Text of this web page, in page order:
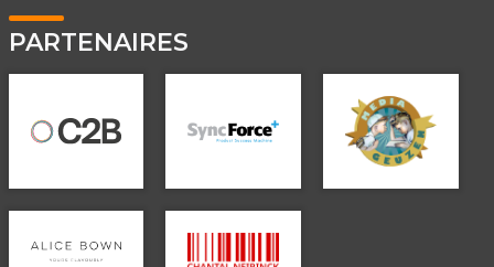
PARTENAIRES